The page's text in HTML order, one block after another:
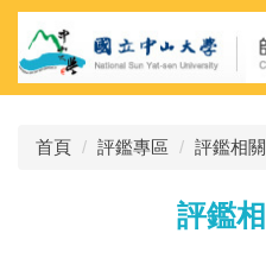
跳
到
主
要
首頁 評鑑專區 評鑑相
評鑑